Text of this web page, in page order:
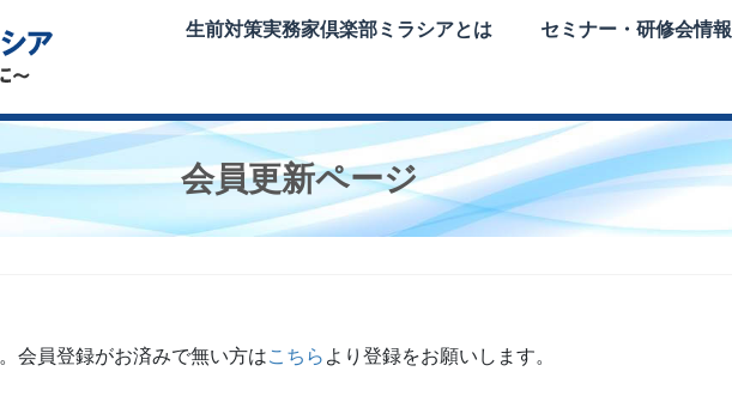
生前対策実務家倶楽部ミラシアとは セミナー・研修会情報
会員更新ページ
会員登録がお済みで無い方はこちら より登録をお願いします。